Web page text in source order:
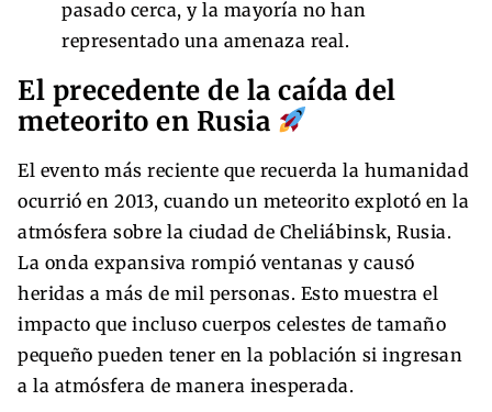
pasado cerca, y la mayoría no han
representado una amenaza real.
El precedente de la caída del
meteorito en Rusia
El evento más reciente que recuerda la humanidad
ocurrió en 2013, cuando un meteorito explotó en la
atmósfera sobre la ciudad de Cheliábinsk, Rusia.
La onda expansiva rompió ventanas y causó
heridas a más de mil personas. Esto muestra el
impacto que incluso cuerpos celestes de tamaño
pequeño pueden tener en la población si ingresan
a la atmósfera de manera inesperada.